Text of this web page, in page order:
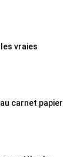
vraies
carnet papier